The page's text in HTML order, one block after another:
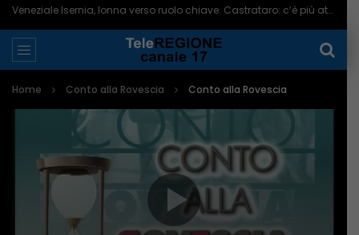
Veneziale Isernia, Ionna verso ruolo chiave. Castrataro: c’è più attenzione per Termoli – 08/08/2026
Home Conto alla Rovescia Conto alla Rovescia